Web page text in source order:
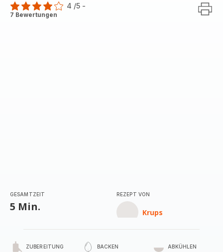
Bewertung
4 /5 -
7 Bewertungen
GESAMTZEIT
5 Min.
REZEPT VON
Krups
ZUBEREITUNG BACKEN ABKÜHLEN